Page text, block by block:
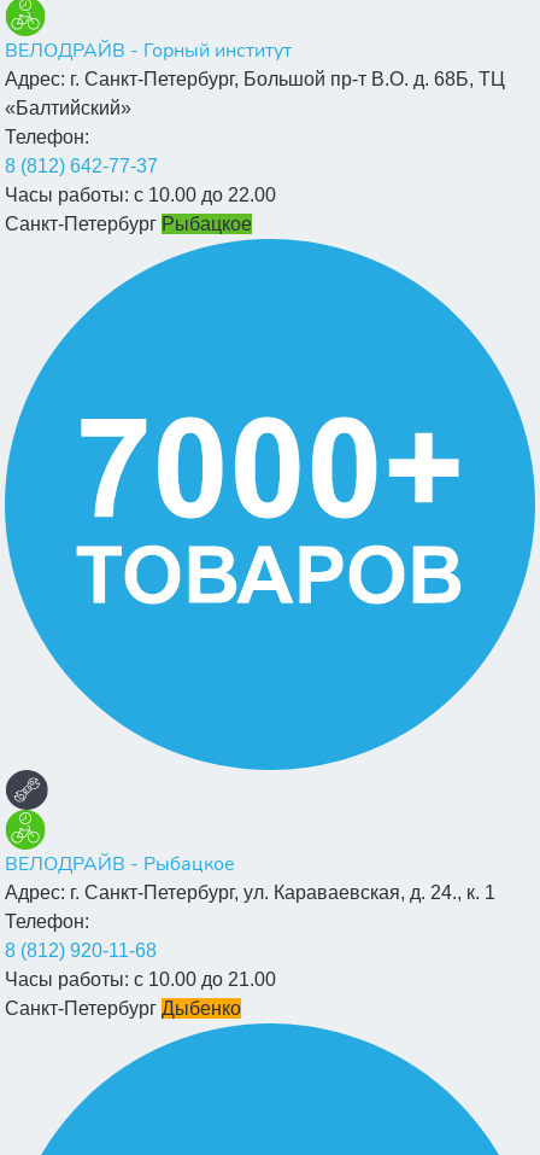
ВЕЛОДРАЙВ - Горный институт
Адрес: г. Санкт-Петербург, Большой пр-т В.О. д. 68Б, ТЦ
«Балтийский»
Телефон:
8 (812) 642-77-37
Часы работы: с 10.00 до 22.00
Санкт-Петербург Рыбацкое
ВЕЛОДРАЙВ - Рыбацкое
Адрес: г. Санкт-Петербург, ул. Караваевская, д. 24., к. 1
Телефон:
8 (812) 920-11-68
Часы работы: с 10.00 до 21.00
Санкт-Петербург Дыбенко